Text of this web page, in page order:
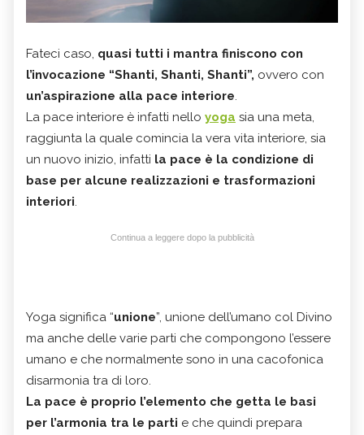
Fateci caso, quasi tutti i mantra finiscono con
l’invocazione “Shanti, Shanti, Shanti”, ovvero con
un’aspirazione alla pace interiore.
La pace interiore è infatti nello yoga sia una meta,
raggiunta la quale comincia la vera vita interiore, sia
un nuovo inizio, infatti la pace è la condizione di
base per alcune realizzazioni e trasformazioni
interiori.
Continua a leggere dopo la pubblicità
Yoga significa “unione”, unione dell’umano col Divino
ma anche delle varie parti che compongono l’essere
umano e che normalmente sono in una cacofonica
disarmonia tra di loro.
La pace è proprio l’elemento che getta le basi
per l’armonia tra le parti e che quindi prepara